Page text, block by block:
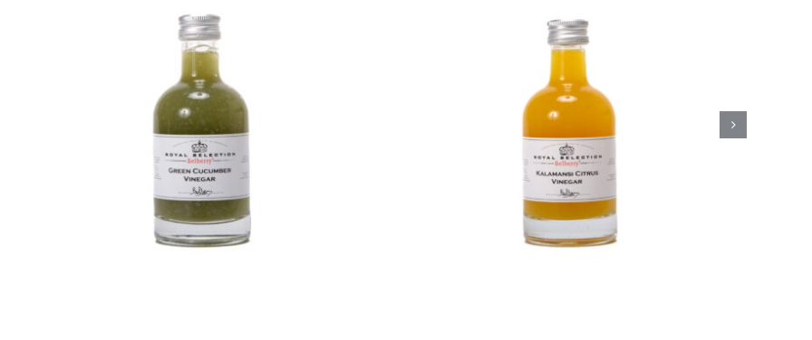
Belberry sinaasappel
azijn
Azijn Fine food
€8,50
Toevoegen aan
Belberry Camaroon
mango azijn
Azijn Fine food
€8,50
Toevoegen aan